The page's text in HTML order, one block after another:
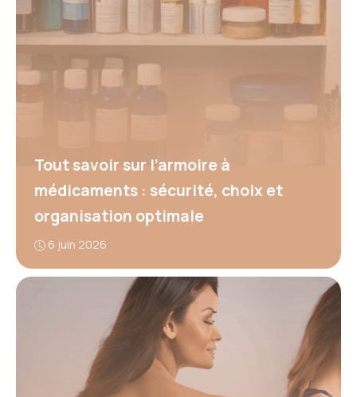
Tout savoir sur l’armoire à
médicaments : sécurité, choix et
organisation optimale
6 juin 2026